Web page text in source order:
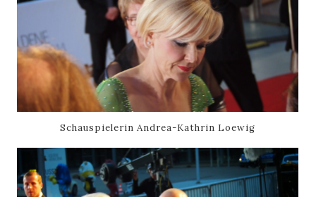
Schauspielerin Andrea-Kathrin Loewig